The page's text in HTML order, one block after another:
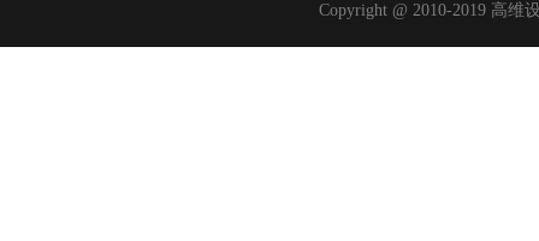
Copyright @ 2010-2019 高